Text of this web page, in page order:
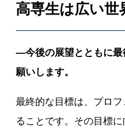
高専生は広い世
―今後の展望とともに最
願いします。
最終的な目標は、プロ
ることです。その目標